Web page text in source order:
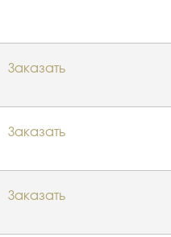
Заказать
Заказать
Заказать